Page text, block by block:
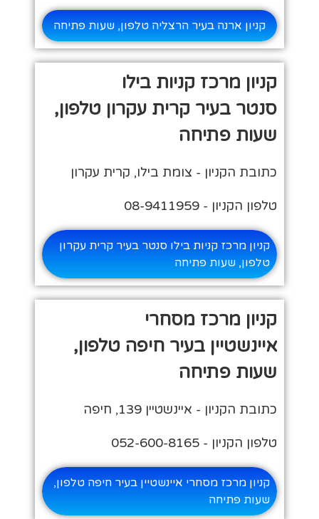
קניון ארנה בעיר הרצליה טלפון, שעות פתיחה
קניון מרכז קניות בילו
סנטר בעיר קרית עקרון טלפון,
שעות פתיחה
כתובת הקניון - צומת בילו, קרית עקרון
טלפון הקניון - 08-9411959
קניון מרכז קניות בילו סנטר בעיר קרית עקרון
טלפון, שעות פתיחה
קניון מרכז מסחרי
איינשטיין בעיר חיפה טלפון,
שעות פתיחה
כתובת הקניון - איינשטיין 139, חיפה
טלפון הקניון - 052-600-8165
קניון מרכז מסחרי איינשטיין בעיר חיפה טלפון,
שעות פתיחה